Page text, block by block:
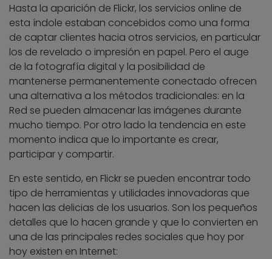
Hasta la aparición de Flickr, los servicios online de
esta índole estaban concebidos como una forma
de captar clientes hacia otros servicios, en particular
los de revelado o impresión en papel. Pero el auge
de la fotografía digital y la posibilidad de
mantenerse permanentemente conectado ofrecen
una alternativa a los métodos tradicionales: en la
Red se pueden almacenar las imágenes durante
mucho tiempo. Por otro lado la tendencia en este
momento indica que lo importante es crear,
participar y compartir.
En este sentido, en Flickr se pueden encontrar todo
tipo de herramientas y utilidades innovadoras que
hacen las delicias de los usuarios. Son los pequeños
detalles que lo hacen grande y que lo convierten en
una de las principales redes sociales que hoy por
hoy existen en Internet: